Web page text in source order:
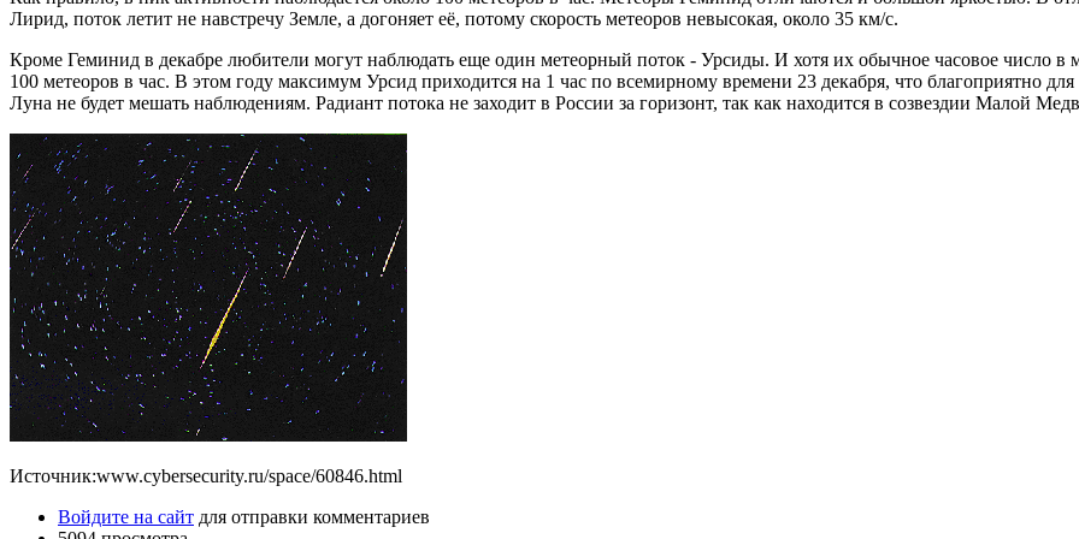
Лирид, поток летит не навстречу Земле, а догоняет её, потому скорость метеоров невысокая, около 35 км/с.
Кроме Геминид в декабре любители могут наблюдать еще один метеорный поток - Урсиды. И хотя их обычное часовое число в
100 метеоров в час. В этом году максимум Урсид приходится на 1 час по всемирному времени 23 декабря, что благоприятно
Луна не будет мешать наблюдениям. Радиант потока не заходит в России за горизонт, так как находится в созвездии Малой
Источник:www.cybersecurity.ru/space/60846.html
Войдите на сайт для отправки комментариев